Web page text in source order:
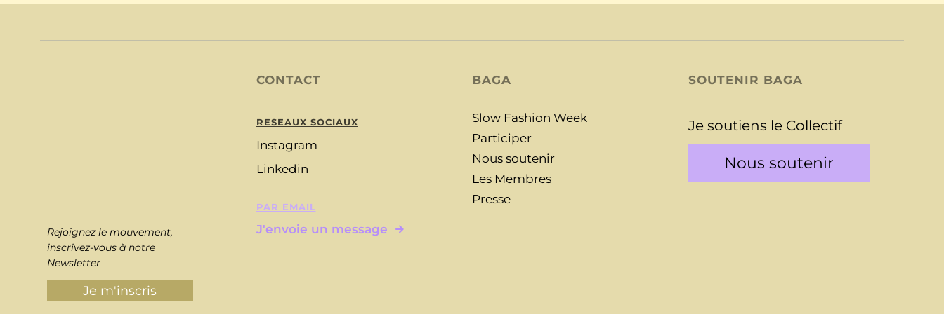
Rejoignez le mouvement,
inscrivez-vous à notre
Newsletter
Je m'inscris
CONTACT
RESEAUX SOCIAUX
Instagram
Linkedin
PAR EMAIL
J'envoie un message
BAGA
Slow Fashion Week
Participer
Nous soutenir
Les Membres
Presse
SOUTENIR BAGA
Je soutiens le Collectif
Nous soutenir